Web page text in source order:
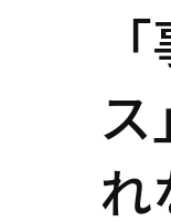
れ